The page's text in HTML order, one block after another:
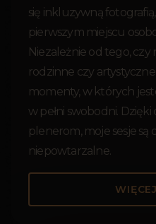
się inkluzywną
pierwszym miejscu
Niezależnie od tego, czy
rodzinne czy artystyczne,
momenty, w których
w pełni swobodni.
plenerom, moje sesje są
niepowtarzalne.